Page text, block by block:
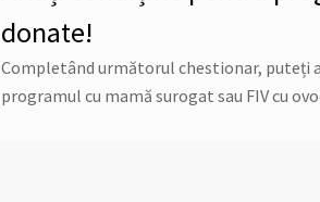
donate!
Completând următorul chestionar, puteți
programul cu mamă surogat sau FIV cu